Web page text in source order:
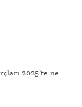
2025’te ne